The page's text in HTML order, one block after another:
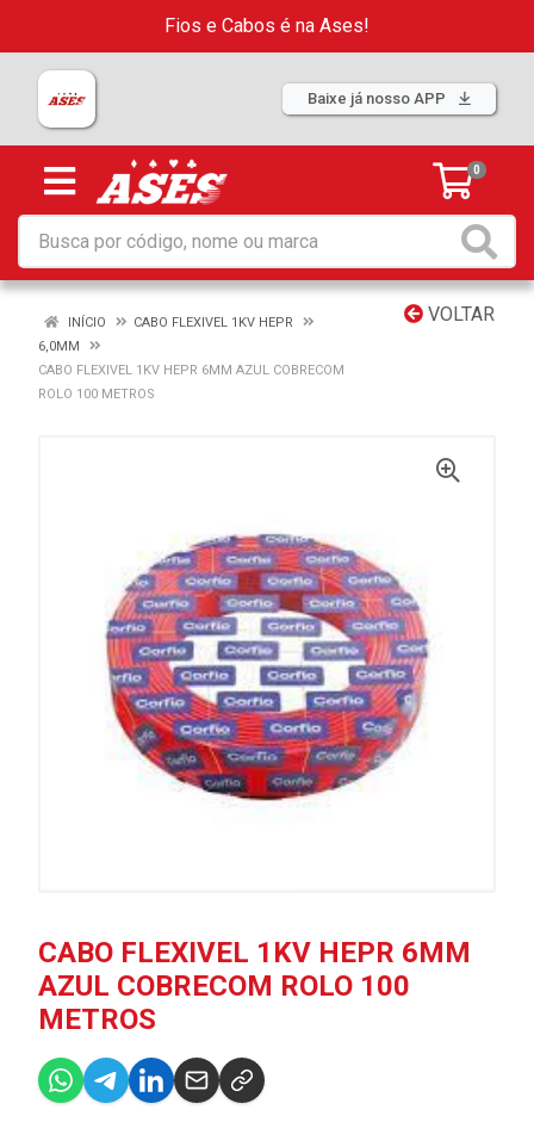
Fios e Cabos é na Ases!
Baixe já nosso APP
0
VOLTAR
INÍCIO
CABO FLEXIVEL 1KV HEPR
6,0MM
CABO FLEXIVEL 1KV HEPR 6MM AZUL COBRECOM
ROLO 100 METROS
CABO FLEXIVEL 1KV HEPR 6MM
AZUL COBRECOM ROLO 100
METROS